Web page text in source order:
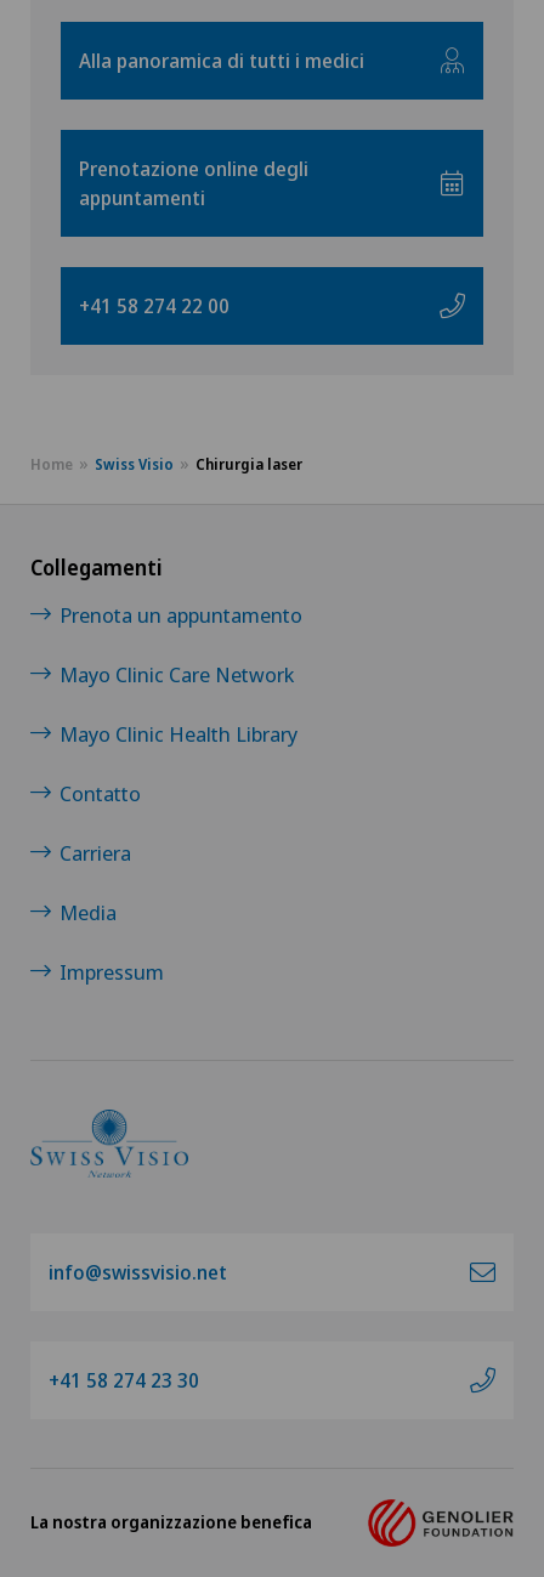
Artrosi dell'articolazione della spalla
Artrosi dell’anca
Aumento di volume della tiroide – Struma
Babymoon presso Swiss Medical Network
Cancro alla prostata (carcinoma prostatico)
Carcinoma peritoneale
Cardiologia
Cardiologia interventistica
Check-up
Check-up per donne
Chirurgia del ginocchio
Chirurgia della cistifellea
Chirurgia della mano
Alla panoramica di tutti i medici
Prenotazione online degli
appuntamenti
+41 58 274 22 00
Home Swiss Visio Chirurgia laser
Collegamenti
Prenota un appuntamento
Mayo Clinic Care Network
Mayo Clinic Health Library
Contatto
Carriera
Media
Impressum
info@swissvisio.net
+41 58 274 23 30
La nostra organizzazione benefica